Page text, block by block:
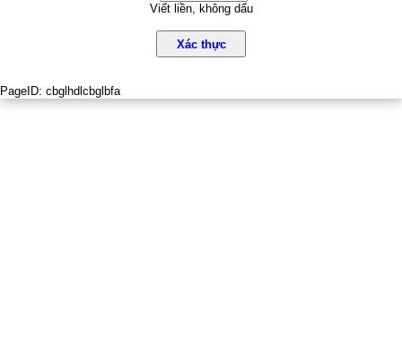
Viết liền, không dấu
Xác thực
PageID: cbglhdlcbglbfa